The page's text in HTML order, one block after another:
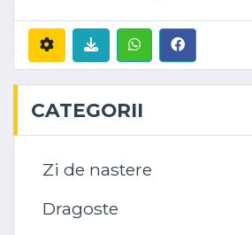
CATEGORII
Zi de nastere
Dragoste